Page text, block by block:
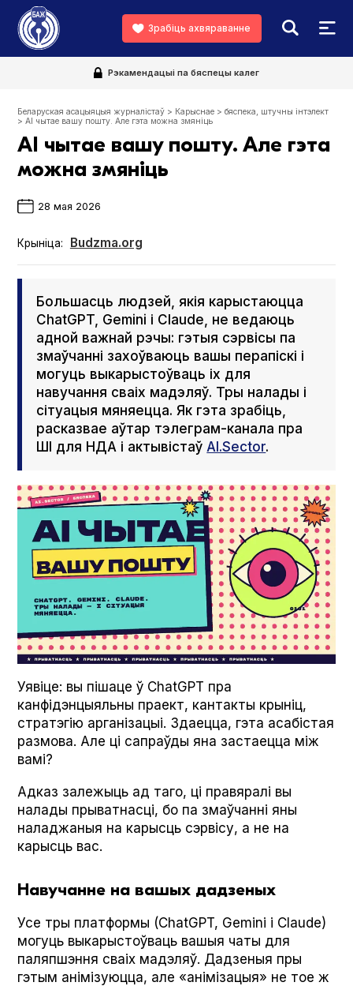
Зрабіць ахвяраванне
Рэкамендацыі па бяспецы калег
Беларуская асацыяцыя журналістаў > Карыснае >бяспека
штучны інтэлект
>AI чытае вашу пошту. Але гэта можна змяніць
AI чытае вашу пошту. Але гэта
можна змяніць
28 мая 2026
Крыніца: Budzma.org
Большасць людзей, якія карыстаюцца
Chat­G­PT, Gem­i­ni і Claude, не ведаюць
адной важнай рэчы: гэтыя сэрвісы па
змаўчанні захоўваюць вашы перапіскі і
могуць выкарыстоўваць іх для
навучання сваіх мадэляў. Тры налады і
сітуацыя мяняецца. Як гэта зрабіць,
расказвае аўтар тэлеграм-канала пра
ШІ для НДА і актывістаўАI.Sector.
Уявіце: вы пішаце ў Chat­G­PT пра
канфідэнцыяльны праект, кантакты крыніц,
стратэгію арганізацыі. Здаецца, гэта асабістая
размова. Але ці сапраўды яна застаецца між
вамі?
Адказ залежыць ад таго, ці правяралі вы
налады прыватнасці, бо па змаўчанні яны
наладжаныя на карысць сэрвісу, а не на
карысць вас.
Навучанне на вашых дадзеных
Усе тры платформы (Chat­G­PT, Gem­i­ni і Claude)
могуць выкарыстоўваць вашыя чаты для
паляпшэння сваіх мадэляў. Дадзеныя пры
гэтым анімізуюцца, але «анімізацыя» не тое ж